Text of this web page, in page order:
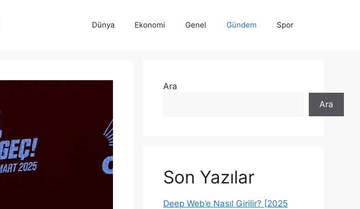
Dünya Ekonomi Genel Gündem Spor
Ara
Ara
Son Yazılar
Deep Web’e Nasıl Girilir? [2025